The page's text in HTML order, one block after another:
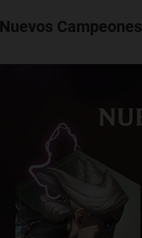
Nuevos Campeones